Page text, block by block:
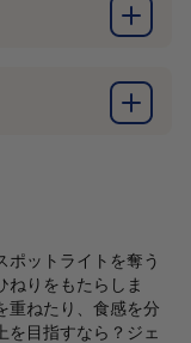
ポットライトを奪う
ねりをもたらしま
重ねたり、食感を分
を目指すなら？ジェ